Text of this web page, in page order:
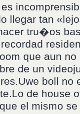
llegar tan
tru�os
que aun
de un
boll
de house
el mismo